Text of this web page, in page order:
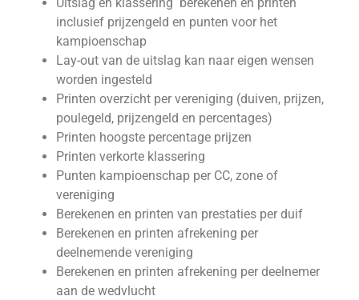
inclusief prijzengeld en punten voor het
kampioenschap
Lay-out van de uitslag kan naar eigen wensen
worden ingesteld
Printen overzicht per vereniging (duiven, prijzen,
poulegeld, prijzengeld en percentages)
Printen hoogste percentage prijzen
Printen verkorte klassering
Punten kampioenschap per CC, zone of
vereniging
Berekenen en printen van prestaties per duif
Berekenen en printen afrekening per
deelnemende vereniging
Berekenen en printen afrekening per deelnemer
aan de wedvlucht